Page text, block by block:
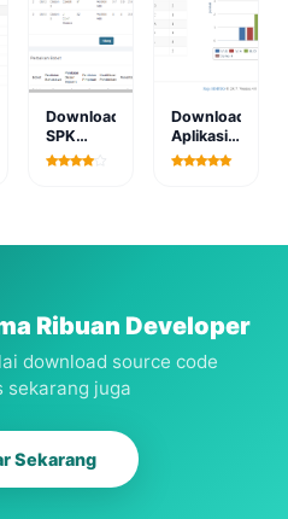
Download
SPK
Pemilihan
WP
Download
Aplikasi
Sistem
PREMIUM
Ribuan Developer
download source code
sekarang juga
Sekarang